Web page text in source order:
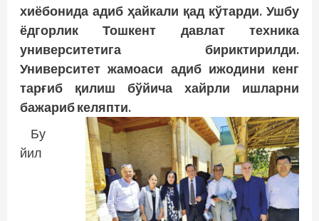
хиёбонида адиб ҳайкали қад кўтарди. Ушбу
ёдгорлик Тошкент давлат техника
университетига бириктирилди.
Университет жамоаси адиб ижодини кенг
тарғиб қилиш бўйича хайрли ишларни
бажариб келяпти.
Бу
йил